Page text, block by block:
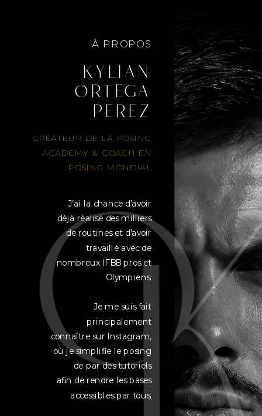
À PROPOS
kylian
ortega
perez
CRÉATEUR DE LA POSING
ACADEMY & COACH EN
POSING MONDIAL
J’ai la chance d’avoir
déjà réalisé des milliers
de routines et d’avoir
travaillé avec de
nombreux IFBB pros et
Olympiens.
Je me suis fait
principalement
connaître sur Instagram,
où je simplifie le posing
de par des tutoriels
afin de rendre les bases
accessibles par tous.